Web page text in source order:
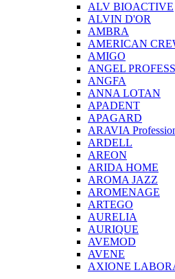
ALV BIOACTIVE
ALVIN D'OR
AMBRA
AMERICAN
AMIGO
ANGEL
ANGFA
ANNA LOTAN
APADENT
APAGARD
ARAVIA
ARDELL
AREON
ARIDA HOME
AROMA JAZZ
AROMENAGE
ARTEGO
AURELIA
AURIQUE
AVEMOD
AVENE
AXIONE